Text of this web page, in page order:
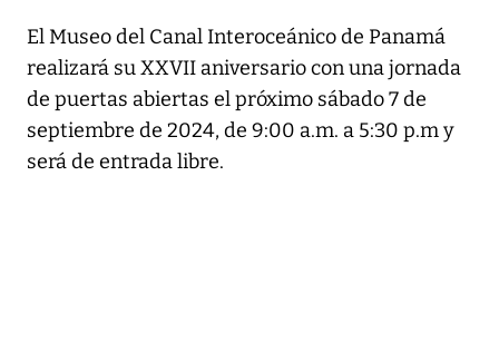
El Museo del Canal Interoceánico de Panamá
realizará su XXVII aniversario con una jornada
de puertas abiertas el próximo sábado 7 de
septiembre de 2024, de 9:00 a.m. a 5:30 p.m y
será de entrada libre.